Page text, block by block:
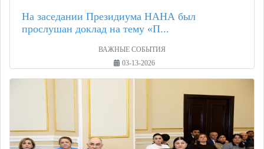
На заседании Президиума НАНА был
прослушан доклад на тему «П...
ВАЖНЫЕ СОБЫТИЯ
03-13-2026